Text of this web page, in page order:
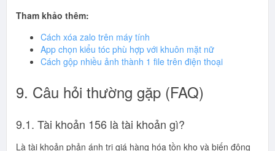
Tham khảo thêm:
Cách xóa zalo trên máy tính
App chọn kiểu tóc phù hợp với khuôn mặt nữ
Cách gộp nhiều ảnh thành 1 file trên điện thoại
9. Câu hỏi thường gặp (FAQ)
9.1. Tài khoản 156 là tài khoản gì?
Là tài khoản phản ánh trị giá hàng hóa tồn kho và biến động